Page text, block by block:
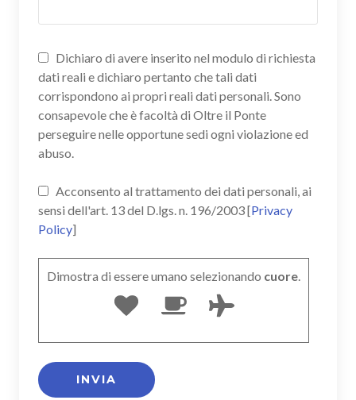
Dichiaro di avere inserito nel modulo di richiesta
dati reali e dichiaro pertanto che tali dati
corrispondono ai propri reali dati personali. Sono
consapevole che è facoltà di Oltre il Ponte
perseguire nelle opportune sedi ogni violazione ed
abuso.
Acconsento al trattamento dei dati personali, ai
sensi dell'art. 13 del D.lgs. n. 196/2003 [Privacy
Policy]
Dimostra di essere umano selezionando cuore.